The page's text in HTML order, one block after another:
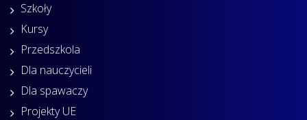
Szkoły
Kursy
Przedszkola
Dla nauczycieli
Dla spawaczy
Projekty UE